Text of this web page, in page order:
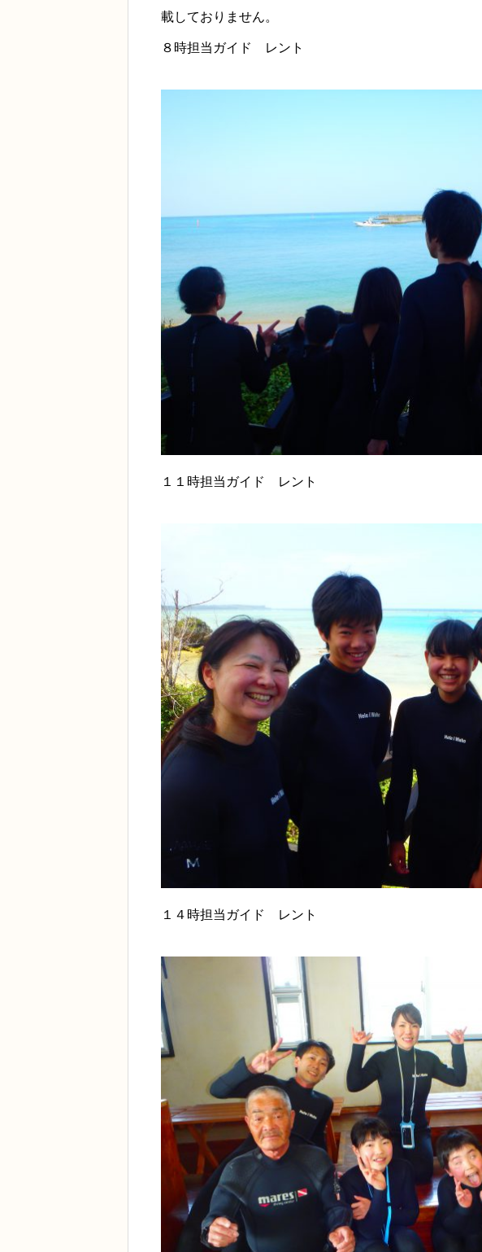
載しておりません。
８時担当ガイド レント
１１時担当ガイド レント
１４時担当ガイド レント